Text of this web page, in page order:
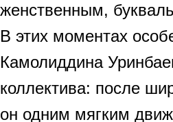
женственным,
В этих моментах
Камолиддина
коллектива: после
он одним мягким